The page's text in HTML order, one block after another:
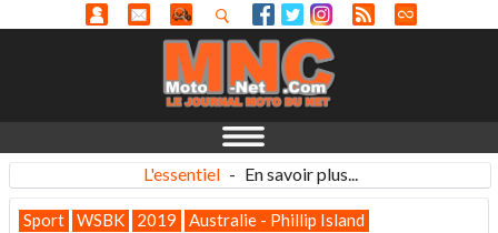
L'essentiel - En savoir plus...
Sport WSBK 2019 Australie - Phillip Island